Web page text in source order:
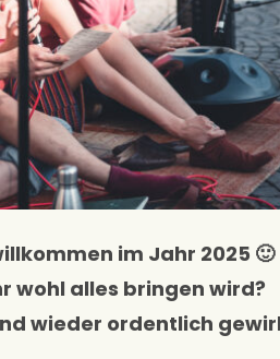
im Jahr 2025 🙂
wohl alles bringen wird?
wieder ordentlich